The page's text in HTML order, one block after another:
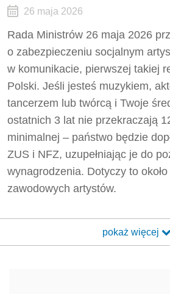
26 maja 2026
Rada Ministrów 26 maja 2026
o zabezpieczeniu socjalnym
w komunikacie, pierwszej takiej
Polski. Jeśli jesteś muzykiem,
tancerzem lub twórcą i Twoje
ostatnich 3 lat nie przekraczają
minimalnej – państwo będzie
ZUS i NFZ, uzupełniając je do
wynagrodzenia. Dotyczy to
zawodowych artystów.
pokaż więcej